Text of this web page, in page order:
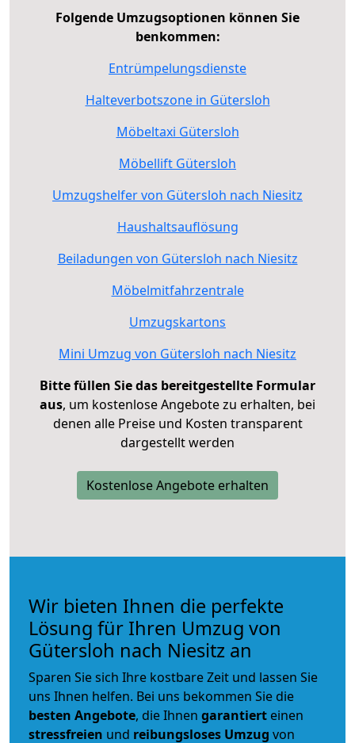
Folgende Umzugsoptionen können Sie
benkommen:
Entrümpelungsdienste
Halteverbotszone in Gütersloh
Möbeltaxi Gütersloh
Möbellift Gütersloh
Umzugshelfer von Gütersloh nach Niesitz
Haushaltsauflösung
Beiladungen von Gütersloh nach Niesitz
Möbelmitfahrzentrale
Umzugskartons
Mini Umzug von Gütersloh nach Niesitz
Bitte füllen Sie das bereitgestellte Formular
aus, um kostenlose Angebote zu erhalten, bei
denen alle Preise und Kosten transparent
dargestellt werden
Kostenlose Angebote erhalten
Wir bieten Ihnen die perfekte
Lösung für Ihren Umzug von
Gütersloh nach Niesitz an
Sparen Sie sich Ihre kostbare Zeit und lassen Sie
uns Ihnen helfen. Bei uns bekommen Sie die
besten Angebote, die Ihnen garantiert einen
stressfreien und reibungsloses Umzug von